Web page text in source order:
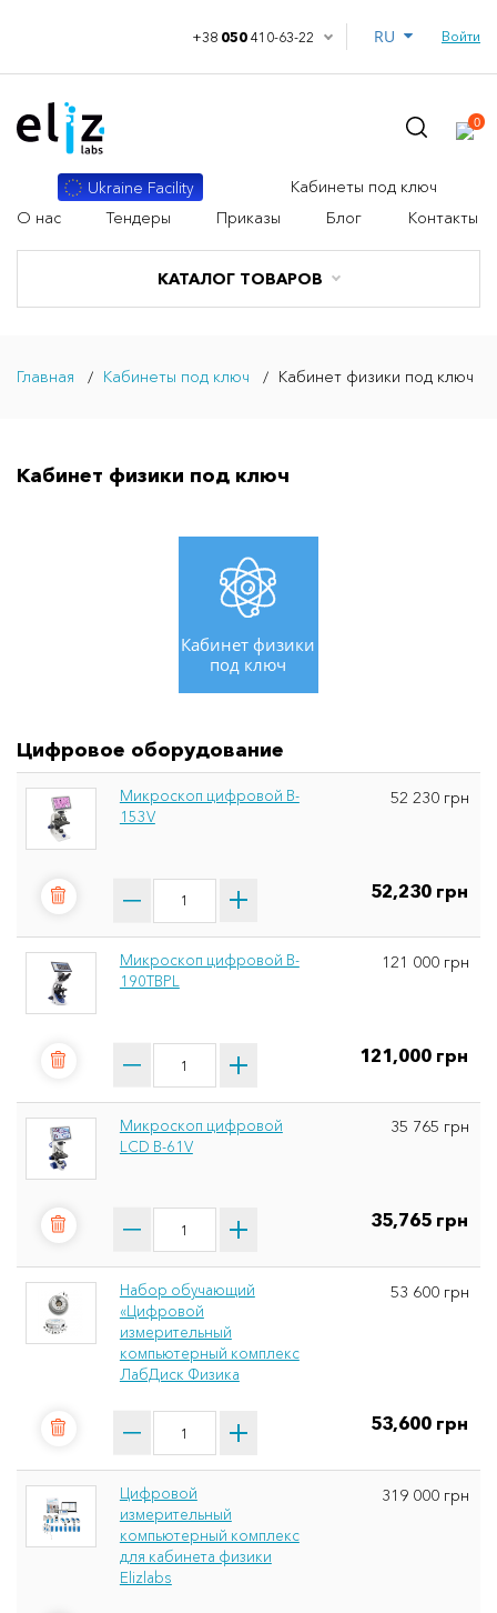
+38 050410-63-22 Войти
КАТАЛОГ ТОВАРОВ
Ukraine Facility
Кабинеты под ключ
О нас
Тендеры Приказы Блог Контакты
0
Главная Кабинеты под ключ Кабинет физики под ключ
Кабинет физики под ключ
Кабинет физики
под ключ
Цифровое оборудование
Микроскоп цифровой B-
153V
52 230 грн
52,230 грн
Микроскоп цифровой B-
190TBPL
121 000 грн
121,000 грн
Микроскоп цифровой
LCD B-61V
35 765 грн
35,765 грн
Набор обучающий
«Цифровой
измерительный
компьютерный комплекс
ЛабДиск Физика
53 600 грн
53,600 грн
Цифровой
измерительный
компьютерный комплекс
для кабинета физики
Elizlabs
319 000 грн